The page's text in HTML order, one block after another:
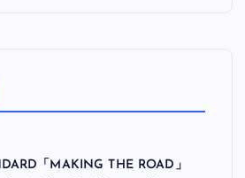
「MAKING THE ROAD」